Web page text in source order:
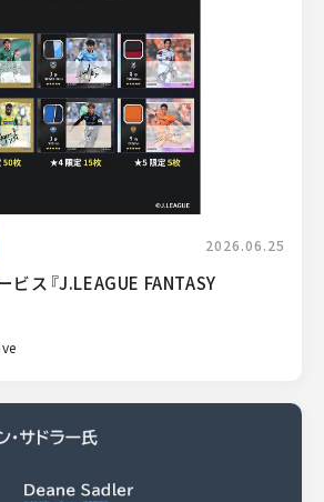
2026.06.25
ビス『J.LEAGUE FANTASY